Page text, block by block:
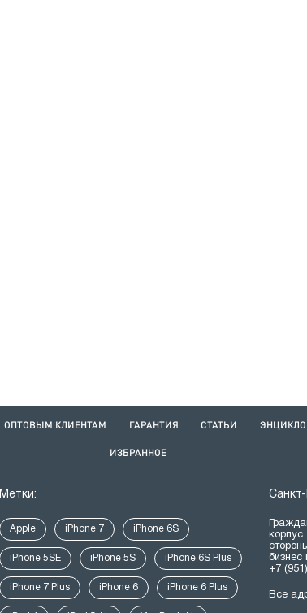
ОПТОВЫМ КЛИЕНТАМ ГАРАНТИЯ СТАТЬИ
ИЗБРАННОЕ
Метки:
Apple iPhone 7 iPhone 6S
iPhone 5SE iPhone 5S iPhone 6S Plus
iPhone 7 Plus iPhone 6 iPhone 6 Plus
корпус
бизнес
+7
Все